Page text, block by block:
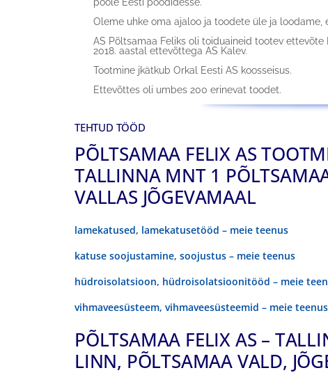
poole Eesti poodidesse.
Oleme uhke oma ajaloo ja toodete üle ja
AS Põltsamaa Feliks oli toiduaineid tootev
2018. aastal ettevõttega AS Kalev.
Tootmine jkätkub Orkal Eesti AS koosseisus.
Ettevõttes oli umbes 200 erinevat toodet.
TEHTUD TÖÖD
PÕLTSAMAA FELIX AS
TALLINNA MNT 1
VALLAS JÕGEVAMAAL
lamekatused, lamekatusetööd – meie teenus
katuse soojustamine, soojustus – meie teenus
hüdroisolatsioon, hüdroisolatsioonitööd – meie
vihmaveesüsteem, vihmaveesüsteemid – meie teenus
PÕLTSAMAA FELIX AS –
LINN, PÕLTSAMAA VALD,